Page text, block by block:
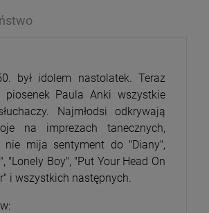
był idolem nastolatek. Teraz
Paula Anki wszystkie
Najmłodsi odkrywają
na imprezach tanecznych,
nie mija sentyment do "Diany",
"Lonely Boy", "Put Your Head On
i wszystkich następnych.